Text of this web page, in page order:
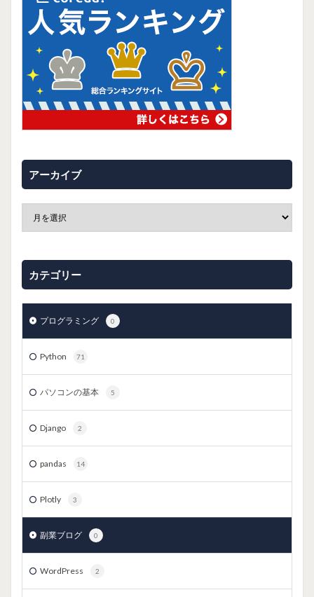
アーカイブ
カテゴリー
プログラミング 0
Python 71
パソコンの基本 5
Django 2
pandas 14
Plotly 3
副業ブログ 0
WordPress 2